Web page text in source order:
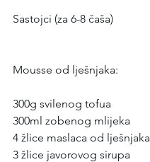
Sastojci (za 6-8 čaša)
Mousse od lješnjaka:
300g svilenog tofua
300ml zobenog mlijeka
4 žlice maslaca od lješnjaka
3 žlice javorovog sirupa